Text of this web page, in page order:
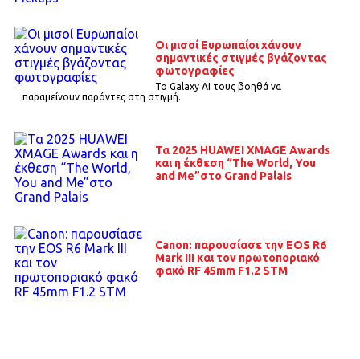
Οι μισοί Ευρωπαίοι χάνουν
σημαντικές στιγμές βγάζοντας
φωτογραφίες
Το Galaxy AI τους βοηθά να
παραμείνουν παρόντες στη στιγμή.
Τα 2025 HUAWEI XMAGE Awards
και η έκθεση “The World, You
and Me”στο Grand Palais
Canon: παρουσίασε την EOS R6
Mark III και τον πρωτοποριακό
φακό RF 45mm F1.2 STM